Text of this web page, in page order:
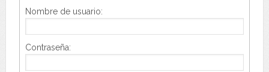
Nombre de usuario:
Contraseña: